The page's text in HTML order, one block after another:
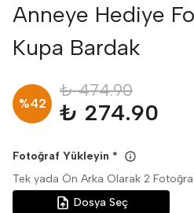
Anneye Hediye
Kupa Bardak
%42
₺ 474.90
₺ 274.90
Fotoğraf Yükleyin *
Tek yada Ön Arka Olarak 2
Dosya Seç